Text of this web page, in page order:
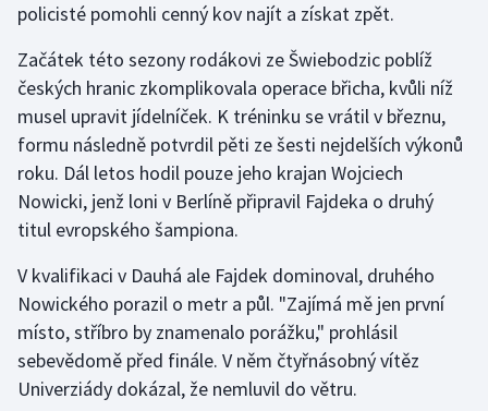
Jezdectví
Judo
Krasobruslení
Lezení
Lyže a snowboard
Moderní pětiboj
Motorsport
Olympijské hry
policisté pomohli cenný kov najít a získat zpět.
Začátek této sezony rodákovi ze Šwiebodzic poblíž
českých hranic zkomplikovala operace břicha, kvůli níž
musel upravit jídelníček. K tréninku se vrátil v březnu,
formu následně potvrdil pěti ze šesti nejdelších výkonů
roku. Dál letos hodil pouze jeho krajan Wojciech
Nowicki, jenž loni v Berlíně připravil Fajdeka o druhý
titul evropského šampiona.
V kvalifikaci v Dauhá ale Fajdek dominoval, druhého
Nowického porazil o metr a půl. "Zajímá mě jen první
místo, stříbro by znamenalo porážku," prohlásil
sebevědomě před finále. V něm čtyřnásobný vítěz
Univerziády dokázal, že nemluvil do větru.